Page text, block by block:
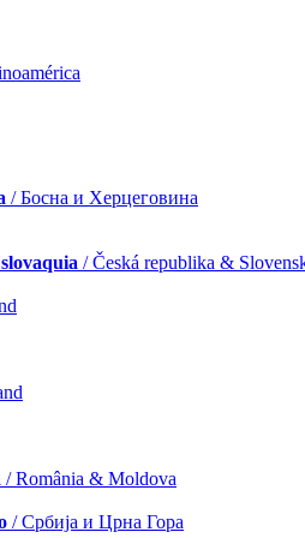
/ Босна и Херцеговина
/ Česká republika &
/ România & Moldova
/ Србија и Црна Гора